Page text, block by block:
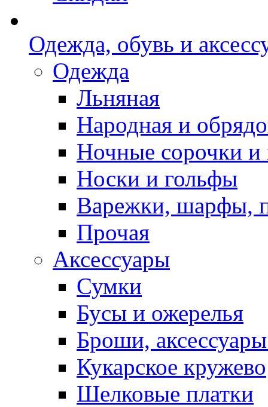
Одежда, обувь и
Одежда
Льняная
Народная и
Ночные сорочки
Носки и гольфы
Варежки, шарфы,
Прочая
Аксессуары
Сумки
Бусы и ожерелья
Броши,
Кукарское кружево
Шелковые платки